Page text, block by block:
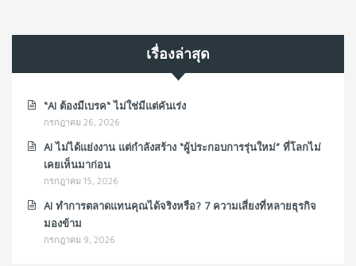
เรื่องล่าสุด
“AI ต้องมีเบรค“ ไม่ใช่มีแต่คันเร่ง
กรกฎาคม 26, 2026
AI ไม่ได้แย่งงาน แต่กำลังสร้าง “ผู้ประกอบการรุ่นใหม่” ที่โลกไม่
เคยเห็นมาก่อน
กรกฎาคม 15, 2026
AI ทำการตลาดแทนคุณได้จริงหรือ? 7 ความเสี่ยงที่หลายธุรกิจ
มองข้าม
กรกฎาคม 9, 2026